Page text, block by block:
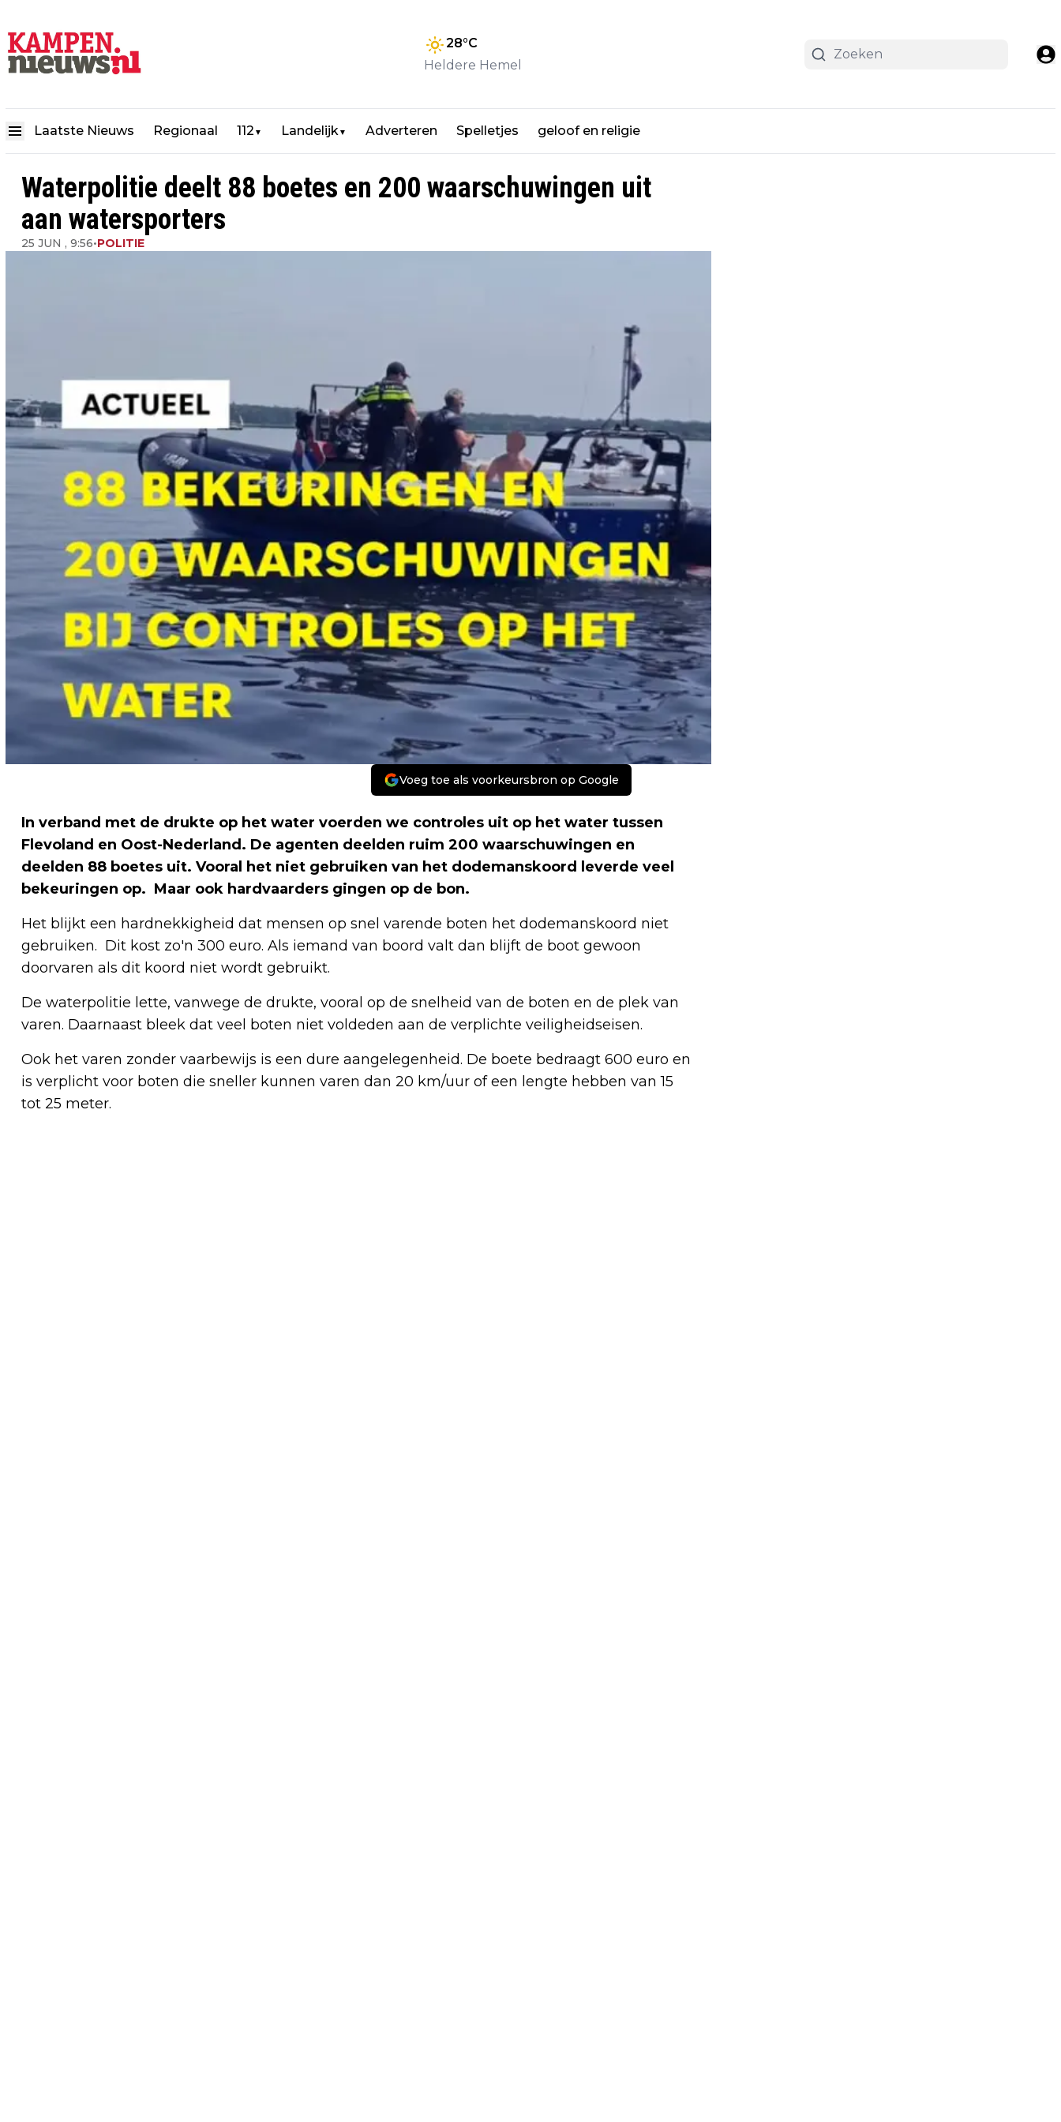
28°C
Heldere Hemel
Laatste Nieuws Regionaal 112 ▼ Landelijk▼ Adverteren Spelletjes geloof en religie
Waterpolitie deelt 88 boetes en 200 waarschuwingen uit
aan watersporters
25 JUN , 9:56•POLITIE
Voeg toe als voorkeursbron op Google
In verband met de drukte op het water voerden we controles uit op het water tussen
Flevoland en Oost-Nederland. De agenten deelden ruim 200 waarschuwingen en
deelden 88 boetes uit. Vooral het niet gebruiken van het dodemanskoord leverde veel
bekeuringen op. Maar ook hardvaarders gingen op de bon.
Het blijkt een hardnekkigheid dat mensen op snel varende boten het dodemanskoord niet
gebruiken. Dit kost zo'n 300 euro. Als iemand van boord valt dan blijft de boot gewoon
doorvaren als dit koord niet wordt gebruikt.
De waterpolitie lette, vanwege de drukte, vooral op de snelheid van de boten en de plek van
varen. Daarnaast bleek dat veel boten niet voldeden aan de verplichte veiligheidseisen.
Ook het varen zonder vaarbewijs is een dure aangelegenheid. De boete bedraagt 600 euro en
is verplicht voor boten die sneller kunnen varen dan 20 km/uur of een lengte hebben van 15
tot 25 meter.